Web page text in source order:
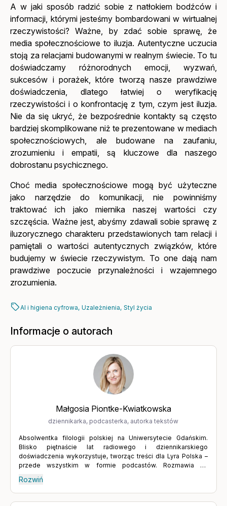
A w jaki sposób radzić sobie z natłokiem bodźców i
informacji, którymi jesteśmy bombardowani w wirtualnej
rzeczywistości? Ważne, by zdać sobie sprawę, że
media społecznościowe to iluzja. Autentyczne uczucia
stoją za relacjami budowanymi w realnym świecie. To tu
doświadczamy różnorodnych emocji, wyzwań,
sukcesów i porażek, które tworzą nasze prawdziwe
doświadczenia, dlatego łatwiej o weryfikację
rzeczywistości i o konfrontację z tym, czym jest iluzja.
Nie da się ukryć, że bezpośrednie kontakty są często
bardziej skomplikowane niż te prezentowane w mediach
społecznościowych, ale budowane na zaufaniu,
zrozumieniu i empatii, są kluczowe dla naszego
dobrostanu psychicznego.
Choć media społecznościowe mogą być użyteczne
jako narzędzie do komunikacji, nie powinniśmy
traktować ich jako miernika naszej wartości czy
szczęścia. Ważne jest, abyśmy zdawali sobie sprawę z
iluzorycznego charakteru przedstawionych tam relacji i
pamiętali o wartości autentycznych związków, które
budujemy w świecie rzeczywistym. To one dają nam
prawdziwe poczucie przynależności i wzajemnego
zrozumienia.
AI i higiena cyfrowa, Uzależnienia, Styl życia
Informacje o autorach
Małgosia Piontke-Kwiatkowska
dziennikarka, podcasterka, autorka tekstów
Absolwentka filologii polskiej na Uniwersytecie Gdańskim.
Blisko piętnaście lat radiowego i dziennikarskiego
doświadczenia wykorzystuje, tworząc treści dla Lyra Polska –
przede wszystkim w formie podcastów. Rozmawia ze
siebie i odzyskać równowagę. Wierzy w moc słowa oraz w
dialog, który prowadzi do głębszego poznania drugiego
człowieka, ale także samego siebie. Podejmowanie trudnych
Rozwiń